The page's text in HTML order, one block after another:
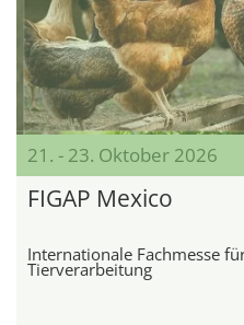
21. - 23. Oktober 2026
FIGAP Mexico
Internationale Fachmesse
Tierverarbeitung